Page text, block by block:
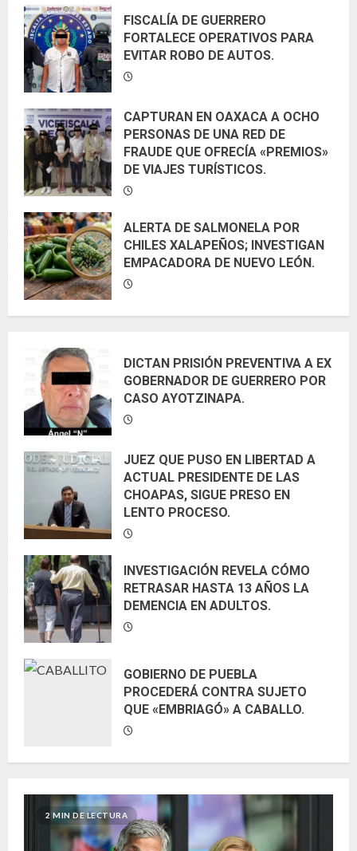
FISCALÍA DE GUERRERO
FORTALECE OPERATIVOS PARA
EVITAR ROBO DE AUTOS.
CAPTURAN EN OAXACA A OCHO
PERSONAS DE UNA RED DE
FRAUDE QUE OFRECÍA «PREMIOS»
DE VIAJES TURÍSTICOS.
ALERTA DE SALMONELA POR
CHILES XALAPEÑOS; INVESTIGAN
EMPACADORA DE NUEVO LEÓN.
DICTAN PRISIÓN PREVENTIVA A EX
GOBERNADOR DE GUERRERO POR
CASO AYOTZINAPA.
JUEZ QUE PUSO EN LIBERTAD A
ACTUAL PRESIDENTE DE LAS
CHOAPAS, SIGUE PRESO EN
LENTO PROCESO.
INVESTIGACIÓN REVELA CÓMO
RETRASAR HASTA 13 AÑOS LA
DEMENCIA EN ADULTOS.
GOBIERNO DE PUEBLA
PROCEDERÁ CONTRA SUJETO
QUE «EMBRIAGÓ» A CABALLO.
2 MIN DE LECTURA